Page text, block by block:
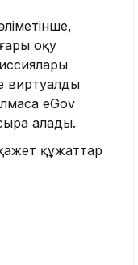
оқу
виртуалды
eGov
алады.
құжаттар